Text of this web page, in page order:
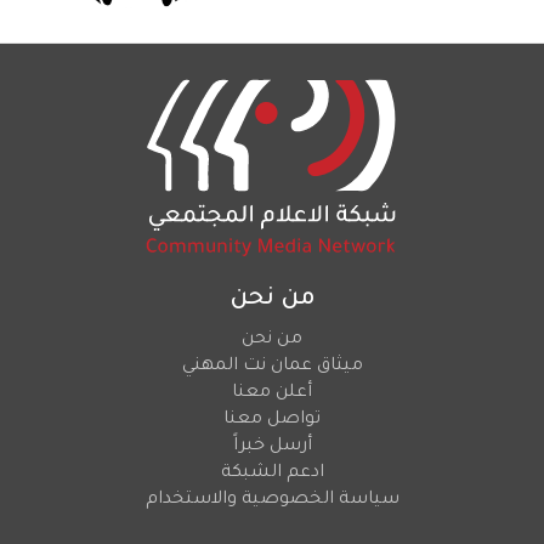
من نحن
من نحن
ميثاق عمان نت المهني
أعلن معنا
تواصل معنا
أرسل خبراً
ادعم الشبكة
سياسة الخصوصية والاستخدام